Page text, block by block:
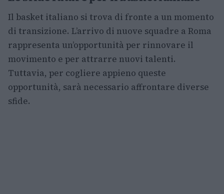
Il basket italiano si trova di fronte a un momento
di transizione. L’arrivo di nuove squadre a Roma
rappresenta un’opportunità per rinnovare il
movimento e per attrarre nuovi talenti.
Tuttavia, per cogliere appieno queste
opportunità, sarà necessario affrontare diverse
sfide.